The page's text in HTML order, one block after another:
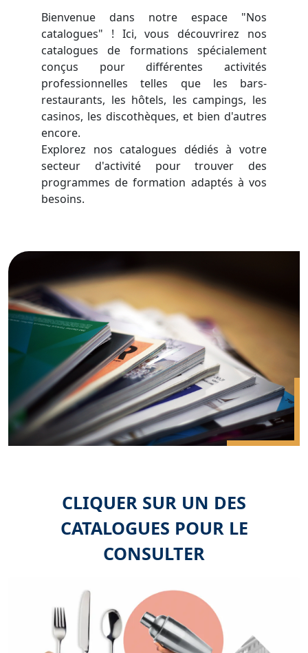
Bienvenue dans notre espace "Nos
catalogues" ! Ici, vous découvrirez nos
catalogues de formations spécialement
conçus pour différentes activités
professionnelles telles que les bars-
restaurants, les hôtels, les campings, les
casinos, les discothèques, et bien d'autres
encore.
Explorez nos catalogues dédiés à votre
secteur d'activité pour trouver des
programmes de formation adaptés à vos
besoins.
CLIQUER SUR UN DES
CATALOGUES POUR LE
CONSULTER